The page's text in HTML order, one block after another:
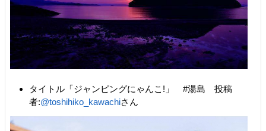
タイトル「ジャンピングにゃんこ!」 #湯島 投稿
者:@toshihiko_kawachiさん